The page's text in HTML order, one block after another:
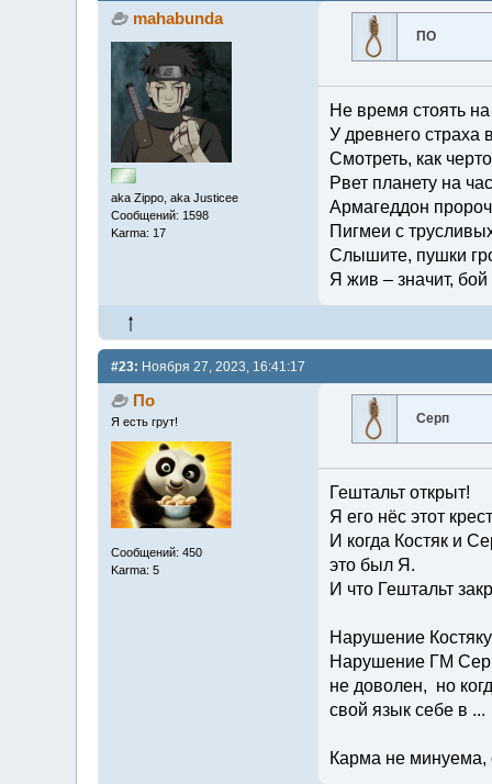
mahabunda
aka Zippo, aka Justicee
Сообщений: 1598
Karma: 17
ПО
Не время стоять
У древнего страха
Смотреть, как
Рвет планету на
Армагеддон
Пигмеи с
Слышите, пушки
Я жив – значит, бой
#23: Ноября 27, 2023, 16:41:17
По
Я есть грут!
Сообщений: 450
Karma: 5
Серп
Гештальт открыт!
Я его нёс этот
И когда Костяк и
это был Я.
И что Гештальт
Нарушение
Нарушение ГМ Серп
не доволен, но
свой язык себе в ...
Карма не минуема,